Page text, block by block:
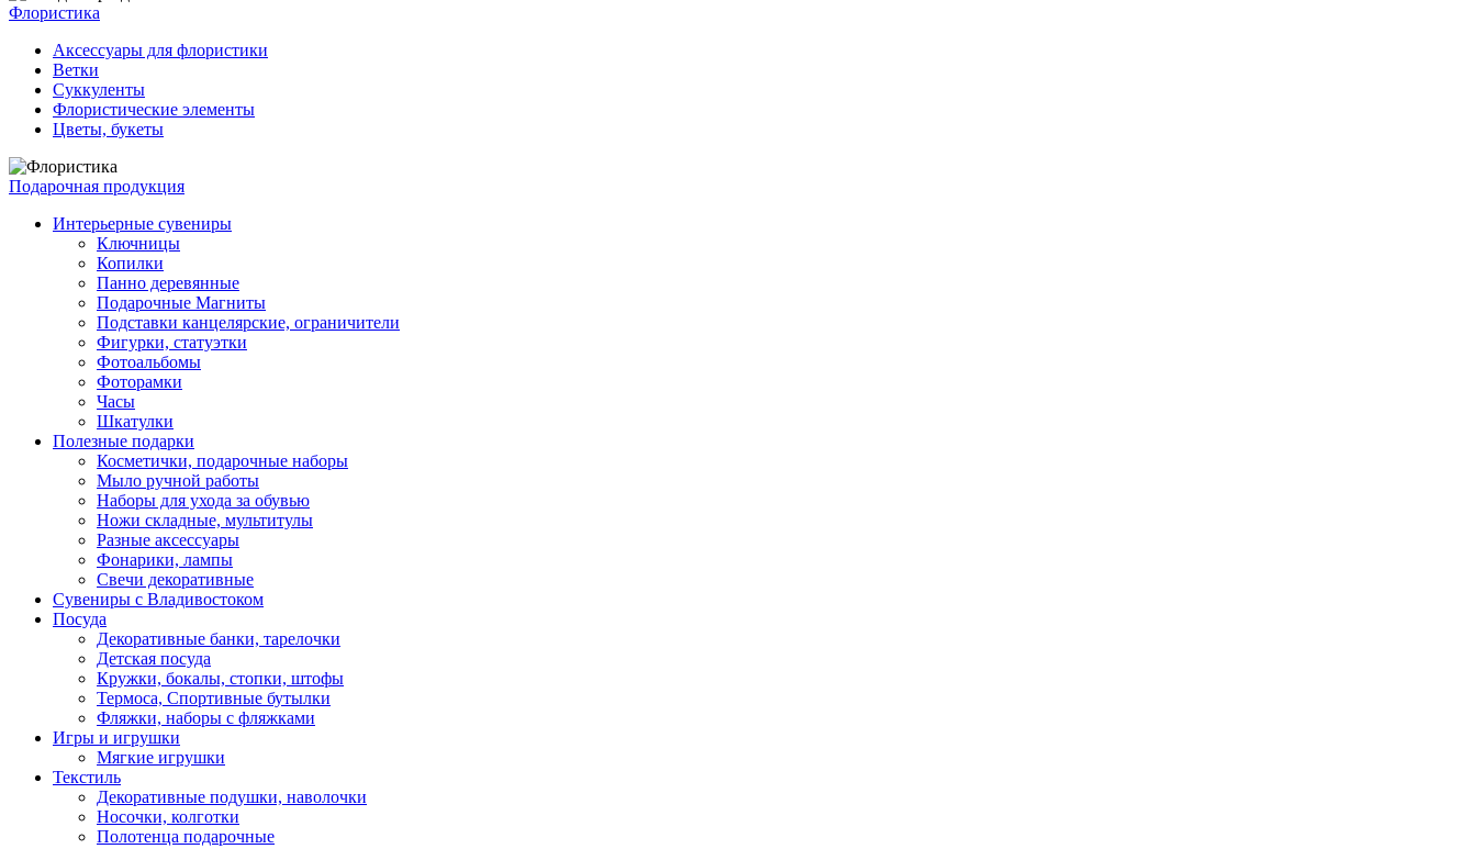
Флористика
Аксессуары для флористики
Ветки
Суккуленты
Флористические элементы
Цветы, букеты
Подарочная продукция
Интерьерные сувениры
Ключницы
Копилки
Панно деревянные
Подарочные Магниты
Подставки канцелярские, ограничители
Фигурки, статуэтки
Фотоальбомы
Фоторамки
Часы
Шкатулки
Полезные подарки
Косметички, подарочные наборы
Мыло ручной работы
Наборы для ухода за обувью
Ножи складные, мультитулы
Разные аксессуары
Фонарики, лампы
Свечи декоративные
Сувениры с Владивостоком
Посуда
Декоративные банки, тарелочки
Детская посуда
Кружки, бокалы, стопки, штофы
Термоса, Спортивные бутылки
Фляжки, наборы с фляжками
Игры и игрушки
Мягкие игрушки
Текстиль
Декоративные подушки, наволочки
Носочки, колготки
Полотенца подарочные